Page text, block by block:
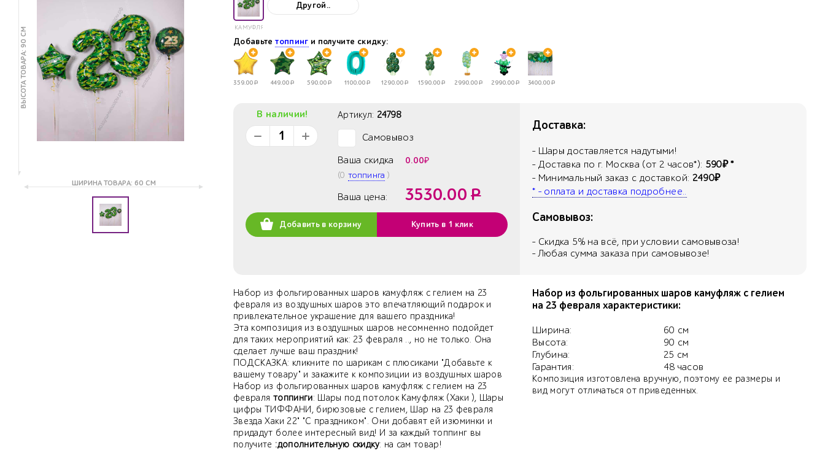
ВЫСОТА ТОВАРА: 90 СМ
ШИРИНА ТОВАРА: 60 СМ
КАМУФЛЯЖ
Другой..
Добавьтетоппинг и получите скидку:
359.00Р 449.00Р 590.00Р 1100.00Р 1290.00Р 1590.00Р 2990.00Р 2990.00Р 3400.00Р
В наличии! Артикул: 24798
Самовывоз
Ваша скидка 0.00₽
(0 топпинга )
Ваша цена: 3530.00 Р
Добавить в корзину Купить в 1 клик
Доставка:
- Шары доставляется надутыми!
- Доставка по г. Москва (от 2 часов*): 590₽ *
- Минимальный заказ с доставкой: 2490₽
* - оплата и доставка подробнее..
Самовывоз:
- Скидка 5% на всё, при условии самовывоза!
- Любая сумма заказа при самовывозе!
Набор из фольгированных шаров камуфляж с гелием на 23
февраля из воздушных шаров это впечатляющий подарок и
привлекательное украшение для вашего праздника!
Эта композиция из воздушных шаров несомненно подойдет
для таких мероприятий как: 23 февраля .., но не только. Она
сделает лучше ваш праздник!
ПОДСКАЗКА: кликните по шарикам с плюсиками "Добавьте к
вашему товару" и закажите к композиции из воздушных шаров
Набор из фольгированных шаров камуфляж с гелием на 23
февраля топпинги: Шары под потолок Камуфляж (Хаки ), Шары
цифры ТИФФАНИ, бирюзовые с гелием, Шар на 23 февраля
Звезда Хаки 22" "С праздником". Они добавят ей изюминки и
придадут более интересный вид! И за каждый топпинг вы
получите :дополнительную скидку: на сам товар!
Набор из фольгированных шаров камуфляж с гелием
на 23 февраля характеристики:
Ширина:
Высота:
Глубина:
Гарантия:
60 см
90 см
25 см
48 часов
Композиция изготовлена вручную, поэтому ее размеры и
вид могут отличаться от приведенных.